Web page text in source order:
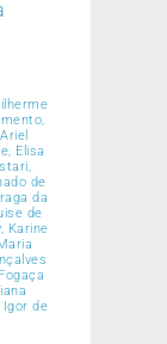
Elisa
de
da
de
Karine
Igor de